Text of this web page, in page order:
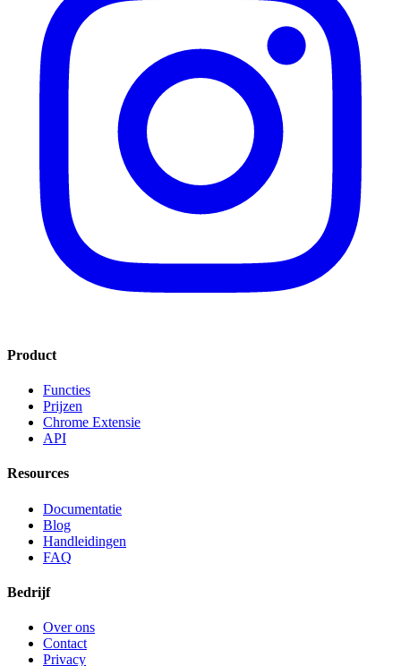
Product
Functies
Prijzen
Chrome Extensie
API
Resources
Documentatie
Blog
Handleidingen
FAQ
Bedrijf
Over ons
Contact
Privacy